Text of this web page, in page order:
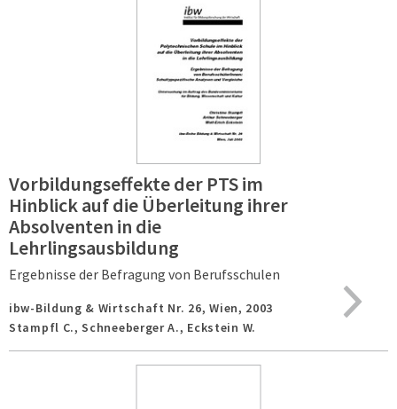
Vorbildungseffekte der PTS im
Hinblick auf die Überleitung ihrer
Absolventen in die
Lehrlingsausbildung
Ergebnisse der Befragung von Berufsschulen
ibw-Bildung & Wirtschaft Nr. 26,Wien, 2003
Stampfl C., Schneeberger A., Eckstein W.